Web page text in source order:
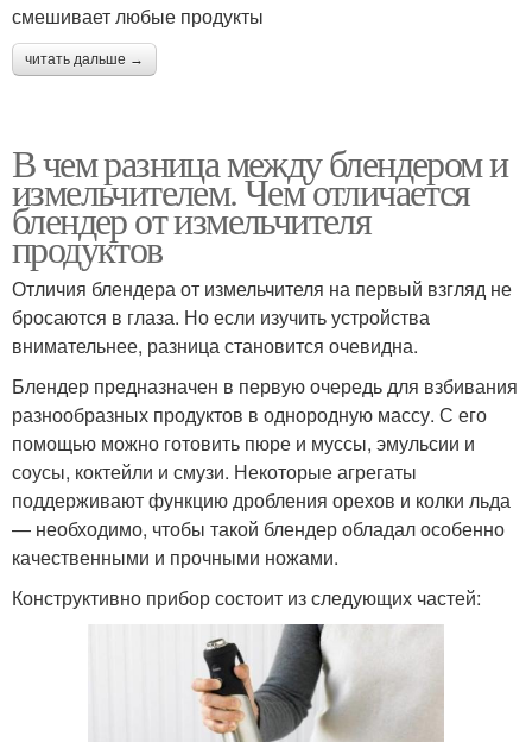
смешивает любые продукты
читать дальше →
В чем разница между блендером и
измельчителем. Чем отличается
блендер от измельчителя
продуктов
Отличия блендера от измельчителя на первый взгляд не
бросаются в глаза. Но если изучить устройства
внимательнее, разница становится очевидна.
Блендер предназначен в первую очередь для взбивания
разнообразных продуктов в однородную массу. С его
помощью можно готовить пюре и муссы, эмульсии и
соусы, коктейли и смузи. Некоторые агрегаты
поддерживают функцию дробления орехов и колки льда
— необходимо, чтобы такой блендер обладал особенно
качественными и прочными ножами.
Конструктивно прибор состоит из следующих частей: